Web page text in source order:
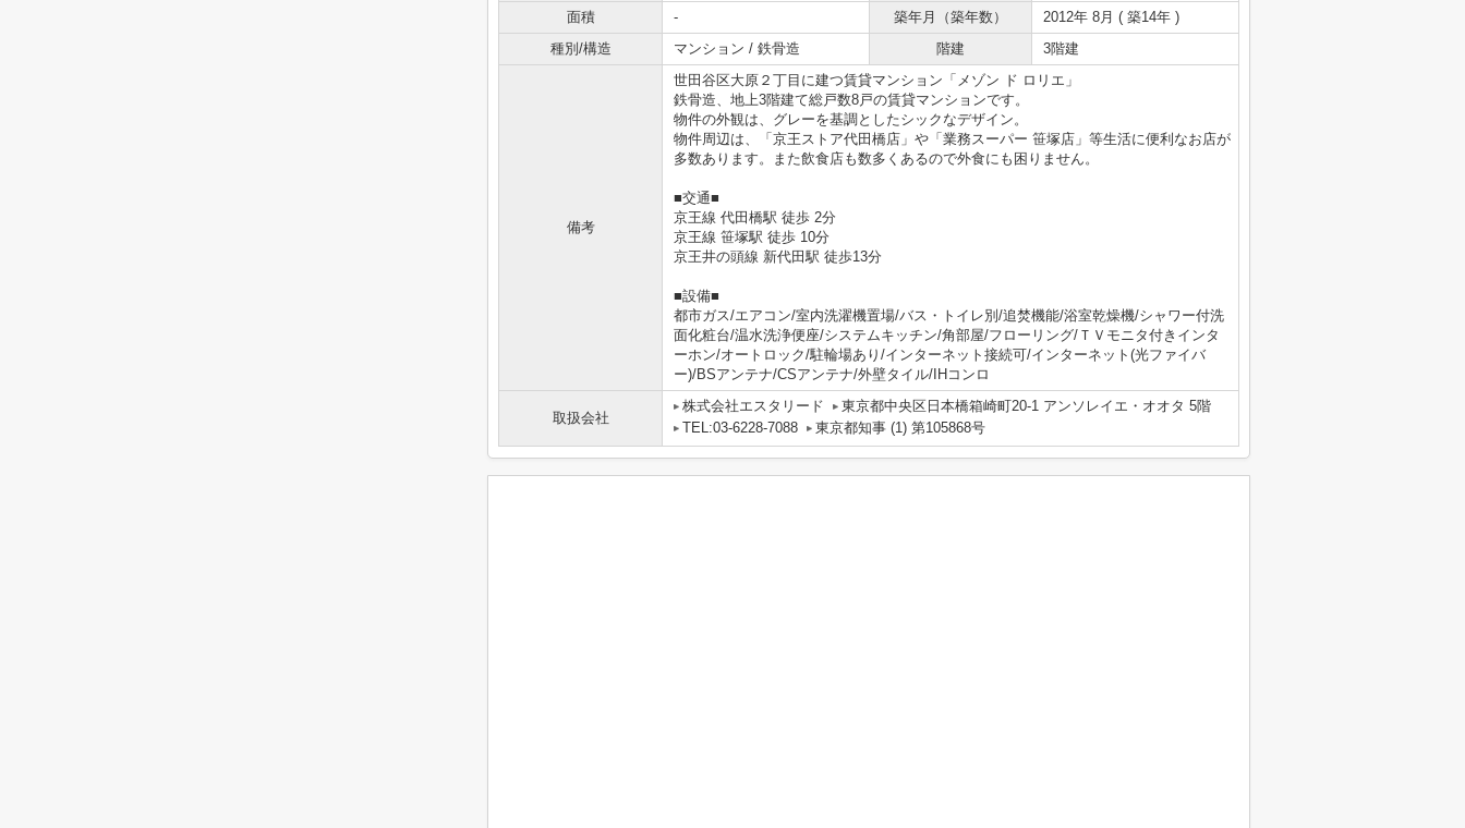
面積
- 築年月（築年数）
2012年 8月 ( 築14年 )
種別/構造
マンション / 鉄骨造 階建 3階建
備考
世田谷区大原２丁目に建つ賃貸マンション「メゾン ド ロリエ」
鉄骨造、地上3階建て総戸数8戸の賃貸マンションです。
物件の外観は、グレーを基調としたシックなデザイン。
物件周辺は、「京王ストア代田橋店」や「業務スーパー 笹塚店」等生活に便利なお店が
多数あります。また飲食店も数多くあるので外食にも困りません。
■交通■
京王線 代田橋駅 徒歩 2分
京王線 笹塚駅 徒歩 10分
京王井の頭線 新代田駅 徒歩13分
■設備■
都市ガス/エアコン/室内洗濯機置場/バス・トイレ別/追焚機能/浴室乾燥機/シャワー付洗
面化粧台/温水洗浄便座/システムキッチン/角部屋/フローリング/ＴＶモニタ付きインタ
ーホン/オートロック/駐輪場あり/インターネット接続可/インターネット(光ファイバ
ー)/BSアンテナ/CSアンテナ/外壁タイル/IHコンロ
取扱会社
株式会社エスタリード
東京都中央区日本橋箱崎町20-1 アンソレイエ・オオタ 5階
TEL:03-6228-7088
東京都知事 (1) 第105868号